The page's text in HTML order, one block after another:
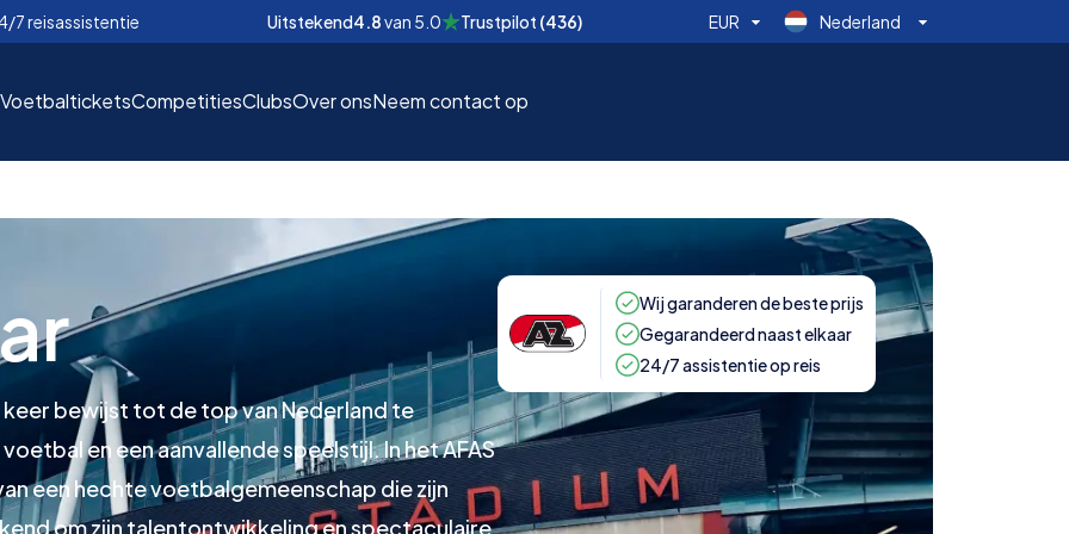
7 reisassistentie Uitstekend4.8van 5.0 Trustpilot (436) EUR Nederland
VoetbalticketsCompetitiesClubsOver onsNeem contact op
keer bewijst tot de top van Nederland te
en een aanvallende speelstijl. In het AFAS
een hechte voetbalgemeenschap die zijn
om zijn talentontwikkeling en spectaculaire
Wij garanderen de beste prijs
Gegarandeerd naast elkaar
24/7 assistentie op reis